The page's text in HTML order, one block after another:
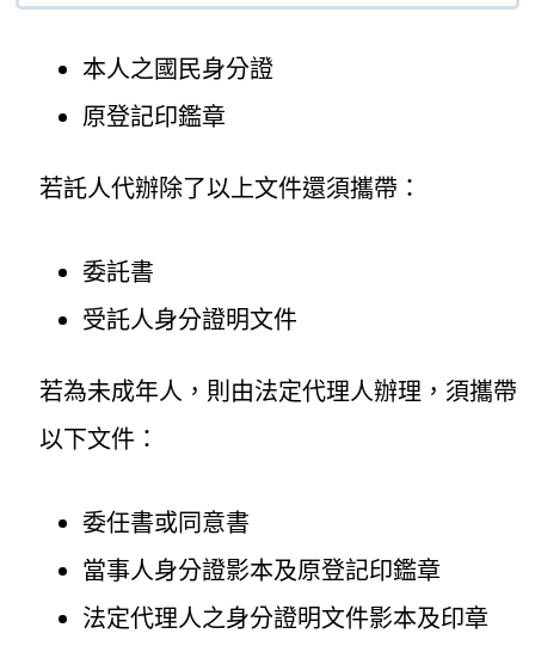
本人之國民身分證
原登記印鑑章
若託人代辦除了以上文件還須攜帶：
委託書
受託人身分證明文件
若為未成年人，則由法定代理人辦理，須攜帶
以下文件：
委任書或同意書
當事人身分證影本及原登記印鑑章
法定代理人之身分證明文件影本及印章